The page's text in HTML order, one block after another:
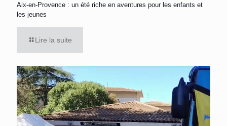
Aix-en-Provence : un été riche en aventures pour les enfants et
les jeunes
Lire la suite